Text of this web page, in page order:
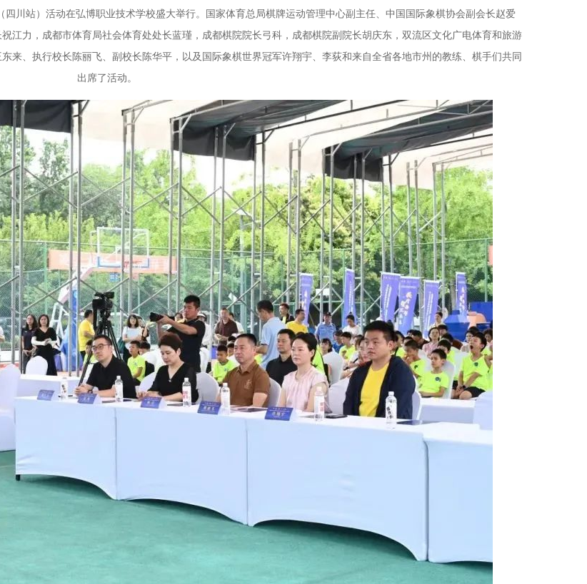
川站）活动在弘博职业技术学校盛大举行。国家体育总局棋牌运动管理中心副主任、中国国际象棋协会副会长赵爱
江力，成都市体育局社会体育处处长蓝瑾，成都棋院院长弓科，成都棋院副院长胡庆东，双流区文化广电体育和旅游
来、执行校长陈丽飞、副校长陈华平，以及国际象棋世界冠军许翔宇、李荻和来自全省各地市州的教练、棋手们共同
出席了活动。